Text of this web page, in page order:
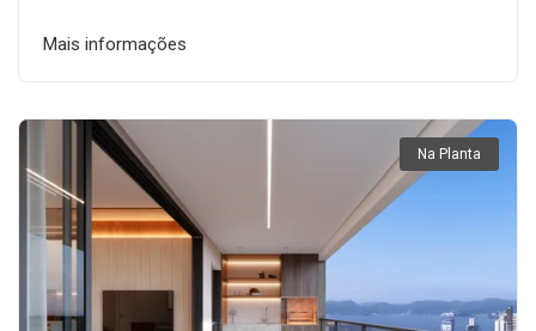
Mais informações
Na Planta